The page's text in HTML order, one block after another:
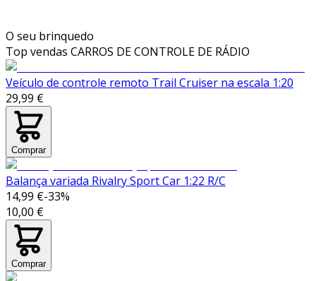
O seu brinquedo
Top vendas CARROS DE CONTROLE DE RÁDIO
Veículo de controle remoto Trail Cruiser na escala 1:20
29,99 €
Comprar
Balança variada Rivalry Sport Car 1:22 R/C
14,99 €-33%
10,00 €
Comprar